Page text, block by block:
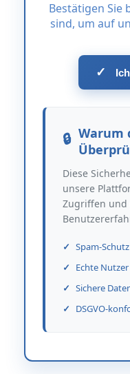
Bestätigen Sie
sind, um auf
✓
Warum
Diese
unsere
Zugriffen und
Spam-Schutz
Echte Nutzer
Sichere
DSGVO-